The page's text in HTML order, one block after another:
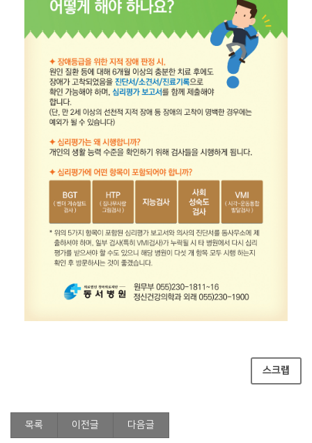
스크랩
목록 이전글 다음글